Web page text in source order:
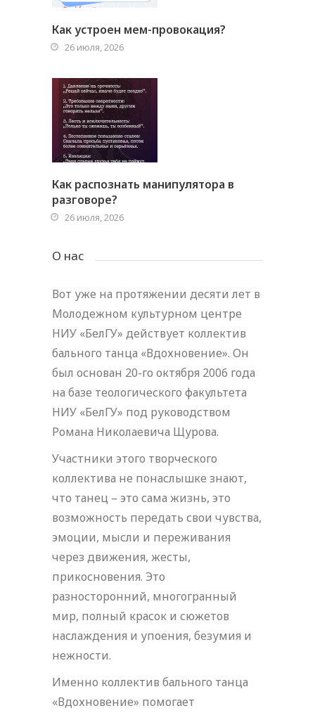
Как устроен мем-провокация?
26 июля, 2026
Как распознать манипулятора в
разговоре?
26 июля, 2026
О нас
Вот уже на протяжении десяти лет в
Молодежном культурном центре
НИУ «БелГУ» действует коллектив
бального танца «Вдохновение». Он
был основан 20-го октября 2006 года
на базе теологического факультета
НИУ «БелГУ» под руководством
Романа Николаевича Щурова.
Участники этого творческого
коллектива не понаслышке знают,
что танец – это сама жизнь, это
возможность передать свои чувства,
эмоции, мысли и переживания
через движения, жесты,
прикосновения. Это
разносторонний, многогранный
мир, полный красок и сюжетов
наслаждения и упоения, безумия и
нежности.
Именно коллектив бального танца
«Вдохновение» помогает